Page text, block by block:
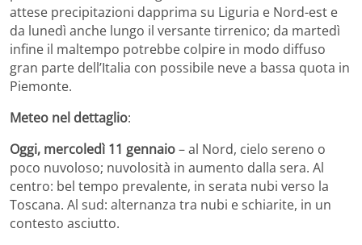
attese precipitazioni dapprima su Liguria e Nord-est e
da lunedì anche lungo il versante tirrenico; da martedì
infine il maltempo potrebbe colpire in modo diffuso
gran parte dell’Italia con possibile neve a bassa quota in
Piemonte.
Meteo nel dettaglio:
Oggi, mercoledì 11 gennaio– al Nord, cielo sereno o
poco nuvoloso; nuvolosità in aumento dalla sera. Al
centro: bel tempo prevalente, in serata nubi verso la
Toscana. Al sud: alternanza tra nubi e schiarite, in un
contesto asciutto.